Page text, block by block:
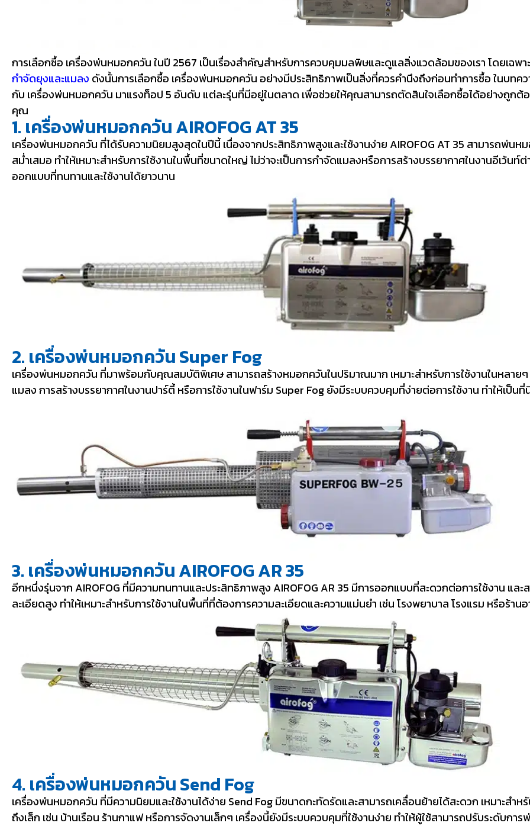
การเลือกซื้อ เครื่องพ่นหมอกควัน ในปี 2567 เป็นเรื่องสำคัญสำหรับการควบคุมมลพิษและดูแลสิ่งแวดล้อมของเรา โดยเฉพ
กำจัดยุงและแมลง ดังนั้นการเลือกซื้อ เครื่องพ่นหมอกควัน อย่างมีประสิทธิภาพเป็นสิ่งที่ควรคำนึงถึงก่อนทำการซื้อ ในบทค
กับ เครื่องพ่นหมอกควัน มาแรงท็อป 5 อันดับ แต่ละรุ่นที่มีอยู่ในตลาด เพื่อช่วยให้คุณสามารถตัดสินใจเลือกซื้อได้อย่างถูกต้
คุณ
1. เครื่องพ่นหมอกควัน AIROFOG AT 35
เครื่องพ่นหมอกควัน ที่ได้รับความนิยมสูงสุดในปีนี้ เนื่องจากประสิทธิภาพสูงและใช้งานง่าย AIROFOG AT 35 สามารถพ่นหม
สม่ำเสมอ ทำให้เหมาะสำหรับการใช้งานในพื้นที่ขนาดใหญ่ ไม่ว่าจะเป็นการกำจัดแมลงหรือการสร้างบรรยากาศในงานอีเว้น
ออกแบบที่ทนทานและใช้งานได้ยาวนาน
2. เครื่องพ่นหมอกควัน Super Fog
เครื่องพ่นหมอกควัน ที่มาพร้อมกับคุณสมบัติพิเศษ สามารถสร้างหมอกควันในปริมาณมาก เหมาะสำหรับการใช้งานในหลาย
แมลง การสร้างบรรยากาศในงานปาร์ตี้ หรือการใช้งานในฟาร์ม Super Fog ยังมีระบบควบคุมที่ง่ายต่อการใช้งาน ทำให้เป็น
3. เครื่องพ่นหมอกควัน AIROFOG AR 35
อีกหนึ่งรุ่นจาก AIROFOG ที่มีความทนทานและประสิทธิภาพสูง AIROFOG AR 35 มีการออกแบบที่สะดวกต่อการใช้งาน แล
ละเอียดสูง ทำให้เหมาะสำหรับการใช้งานในพื้นที่ที่ต้องการความละเอียดและความแม่นยำ เช่น โรงพยาบาล โรงแรม หรือร้านอ
4. เครื่องพ่นหมอกควัน Send Fog
เครื่องพ่นหมอกควัน ที่มีความนิยมและใช้งานได้ง่าย Send Fog มีขนาดกะทัดรัดและสามารถเคลื่อนย้ายได้สะดวก เหมาะสำห
ถึงเล็ก เช่น บ้านเรือน ร้านกาแฟ หรือการจัดงานเล็กๆ เครื่องนี้ยังมีระบบควบคุมที่ใช้งานง่าย ทำให้ผู้ใช้สามารถปรับระดับก